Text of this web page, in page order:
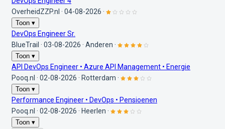
OverheidZZP.nl · 04-08-2026 ·
Toon ▾
DevOps Engineer Sr.
BlueTrail · 03-08-2026 · Anderen ·
Toon ▾
API DevOps Engineer • Azure API Management • Energie
Pooq.nl · 02-08-2026 · Rotterdam ·
Toon ▾
Performance Engineer • DevOps • Pensioenen
Pooq.nl · 02-08-2026 · Heerlen ·
Toon ▾